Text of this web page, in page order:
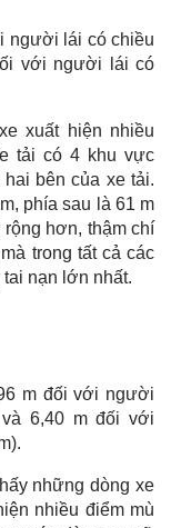
người lái có chiều
với người lái có
xuất hiện nhiều
tải có 4 khu vực
bên của xe tải.
phía sau là 61 m
hơn, thậm chí
trong tất cả các
tai nạn lớn nhất.
m đối với người
6,40 m đối với
những dòng xe
nhiều điểm mù